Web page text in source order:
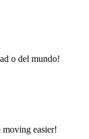
o del mundo!
moving easier!